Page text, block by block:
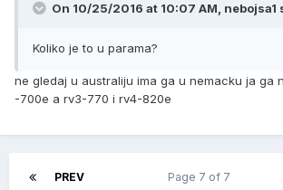
On 10/25/2016 at 10:07 AM, nebojsa1
Koliko je to u parama?
ne gledaj u australiju ima ga u nemacku ja ga
-700e a rv3-770 i rv4-820e
PREV Page 7 of 7